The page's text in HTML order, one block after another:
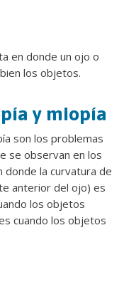
en donde un ojo o
los objetos.
y miopía
son los problemas
se observan en los
donde la curvatura de
anterior del ojo) es
los objetos
cuando los objetos